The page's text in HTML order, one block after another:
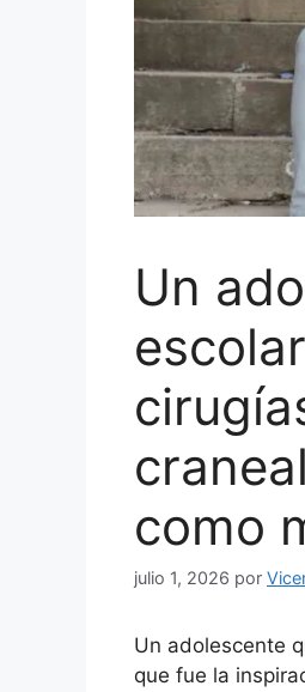
Un
como
julio 1, 2026 por
Un adolescente
que fue la